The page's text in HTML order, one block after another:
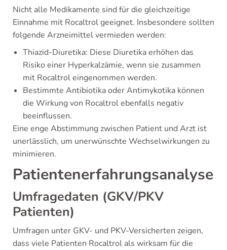
Nicht alle Medikamente sind für die gleichzeitige
Einnahme mit Rocaltrol geeignet. Insbesondere sollten
folgende Arzneimittel vermieden werden:
Thiazid-Diuretika: Diese Diuretika erhöhen das
Risiko einer Hyperkalzämie, wenn sie zusammen
mit Rocaltrol eingenommen werden.
Bestimmte Antibiotika oder Antimykotika können
die Wirkung von Rocaltrol ebenfalls negativ
beeinflussen.
Eine enge Abstimmung zwischen Patient und Arzt ist
unerlässlich, um unerwünschte Wechselwirkungen zu
minimieren.
Patientenerfahrungsanalyse
Umfragedaten (GKV/PKV
Patienten)
Umfragen unter GKV- und PKV-Versicherten zeigen,
dass viele Patienten Rocaltrol als wirksam für die